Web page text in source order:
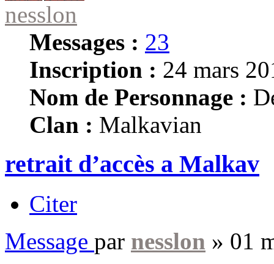
nesslon
Messages : 23
Inscription : 24 mars
Nom de Personnage :
Clan : Malkavian
retrait d’accès a Malkav
Citer
Message par nesslon » 01